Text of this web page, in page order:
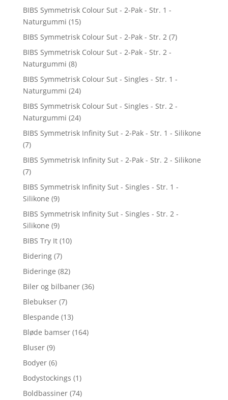
BIBS Symmetrisk Colour Sut - 2-Pak - Str. 1 -
Naturgummi (15)
BIBS Symmetrisk Colour Sut - 2-Pak - Str. 2 (7)
BIBS Symmetrisk Colour Sut - 2-Pak - Str. 2 -
Naturgummi (8)
BIBS Symmetrisk Colour Sut - Singles - Str. 1 -
Naturgummi (24)
BIBS Symmetrisk Colour Sut - Singles - Str. 2 -
Naturgummi (24)
BIBS Symmetrisk Infinity Sut - 2-Pak - Str. 1 - Silikone
(7)
BIBS Symmetrisk Infinity Sut - 2-Pak - Str. 2 - Silikone
(7)
BIBS Symmetrisk Infinity Sut - Singles - Str. 1 -
Silikone (9)
BIBS Symmetrisk Infinity Sut - Singles - Str. 2 -
Silikone (9)
BIBS Try It (10)
Bidering (7)
Bideringe (82)
Biler og bilbaner (36)
Blebukser (7)
Blespande (13)
Bløde bamser (164)
Bluser (9)
Bodyer (6)
Bodystockings (1)
Boldbassiner (74)